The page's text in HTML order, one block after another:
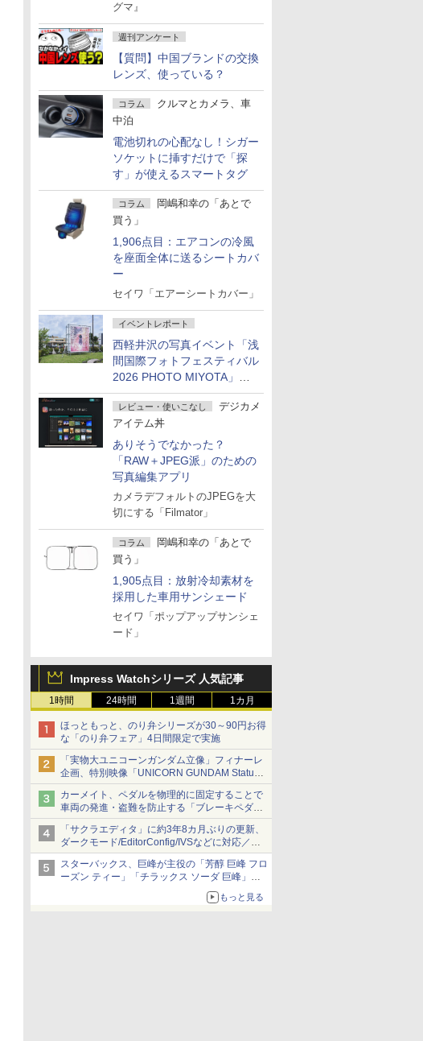
グマ』
週刊アンケート
【質問】中国ブランドの交換
レンズ、使っている？
コラム
クルマとカメラ、車
中泊
電池切れの心配なし！シガー
ソケットに挿すだけで「探
す」が使えるスマートタグ
コラム
岡嶋和幸の「あとで
買う」
1,906点目：エアコンの冷風
を座面全体に送るシートカバ
ー
セイワ「エアーシートカバー」
イベントレポート
西軽井沢の写真イベント「浅
間国際フォトフェスティバル
2026 PHOTO MIYOTA」が
開幕
レビュー・使いこなし
デジカメ
アイテム丼
ありそうでなかった？
「RAW＋JPEG派」のための
写真編集アプリ
カメラデフォルトのJPEGを大
切にする「Filmator」
コラム
岡嶋和幸の「あとで
買う」
1,905点目：放射冷却素材を
採用した車用サンシェード
セイワ「ポップアップサンシェ
ード」
Impress Watchシリーズ 人気記事
1時間 24時間 1週間 1カ月
ほっともっと、のり弁シリーズが30～90円お得
な「のり弁フェア」4日間限定で実施
「実物大ユニコーンガンダム立像」フィナーレ
企画、特別映像「UNICORN GUNDAM Statue
― BEYOND POSSIBILITY ―」が8月22日から
10日間限定で上映
カーメイト、ペダルを物理的に固定することで
車両の発進・盗難を防止する「ブレーキペダル
ロック1」
「サクラエディタ」に約3年8カ月ぶりの更新、
ダークモード/EditorConfig/IVSなどに対応／複
数の脆弱性に対処したセキュリティアップデー
ト
スターバックス、巨峰が主役の「芳醇 巨峰 フロ
ーズン ティー」「チラックス ソーダ 巨峰」発
もっと見る